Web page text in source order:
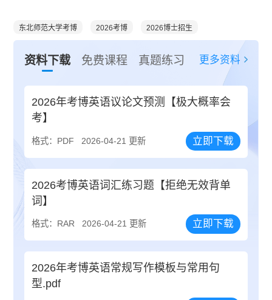
东北师范大学考博 2026考博 2026博士招生
资料下载 免费课程 真题练习 更多资料
2026年考博英语议论文预测【极大概率会
考】
格式：PDF 2026-04-21 更新 立即下载
2026考博英语词汇练习题【拒绝无效背单
词】
格式：RAR 2026-04-21 更新 立即下载
2026年考博英语常规写作模板与常用句
型.pdf